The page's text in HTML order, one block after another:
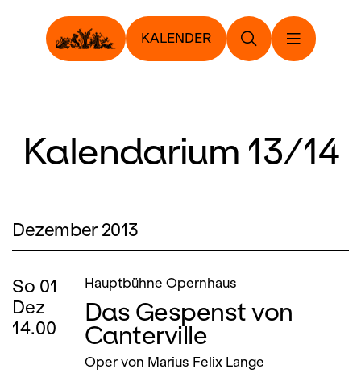
KALENDER
Kalendarium 13/14
Dezember 2013
So 01
Dez
14.00
Hauptbühne Opernhaus
Das Gespenst von
Canterville
Oper von Marius Felix Lange